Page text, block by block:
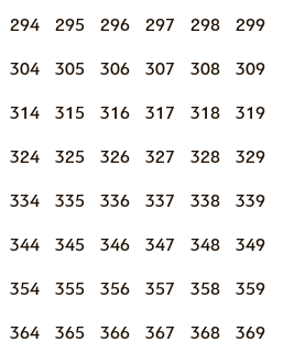
294 295 296 297 298 299
304 305 306 307 308 309
314 315 316 317 318 319
324 325 326 327 328 329
334 335 336 337 338 339
344 345 346 347 348 349
354 355 356 357 358 359
364 365 366 367 368 369